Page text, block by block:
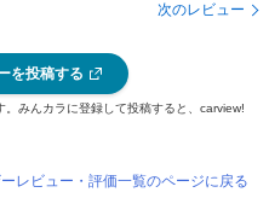
次のレビュー
を投稿する
みんカラに登録して投稿すると、carview!
レビュー・評価一覧のページに戻る